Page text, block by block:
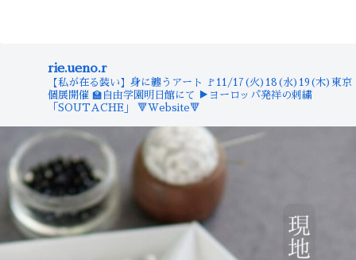
rie.ueno.r
【私が在る装い】身に纏うアート
🚩11/17(火)18(水)19(木)東京
個展開催 🏫自由学園明日館にて
▶︎ヨーロッパ発祥の刺繍
「SOUTACHE」
🔻Website🔻